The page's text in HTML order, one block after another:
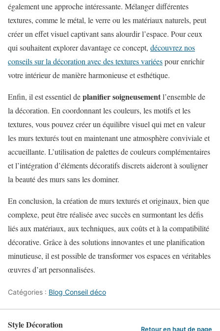
également une approche intéressante. Mélanger différentes
textures, comme le métal, le verre ou les matériaux naturels, peut
créer un effet visuel captivant sans alourdir l’espace. Pour ceux
qui souhaitent explorer davantage ce concept, découvrez nos
conseils sur la décoration avec des textures variéespour enrichir
votre intérieur de manière harmonieuse et esthétique.
Enfin, il est essentiel deplanifier soigneusementl’ensemble de
la décoration. En coordonnant les couleurs, les motifs et les
textures, vous pouvez créer un équilibre visuel qui met en valeur
les murs texturés tout en maintenant une atmosphère conviviale et
accueillante. L’utilisation de palettes de couleurs complémentaires
et l’intégration d’éléments décoratifs discrets aideront à souligner
la beauté des murs sans les dominer.
En conclusion, la création de murs texturés et originaux, bien que
complexe, peut être réalisée avec succès en surmontant les défis
liés aux matériaux, aux techniques, aux coûts et à la compatibilité
décorative. Grâce à des solutions innovantes et une planification
minutieuse, il est possible de transformer vos espaces en véritables
œuvres d’art personnalisées.
Catégories : Blog Conseil déco
Style Décoration Retour en haut de page